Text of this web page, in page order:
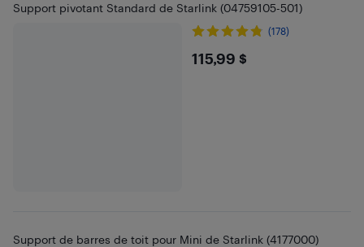
Support pivotant Standard de Starlink (04759105-501)
(178)
$115.99
115,99 $
Support de barres de toit pour Mini de Starlink (4177000)